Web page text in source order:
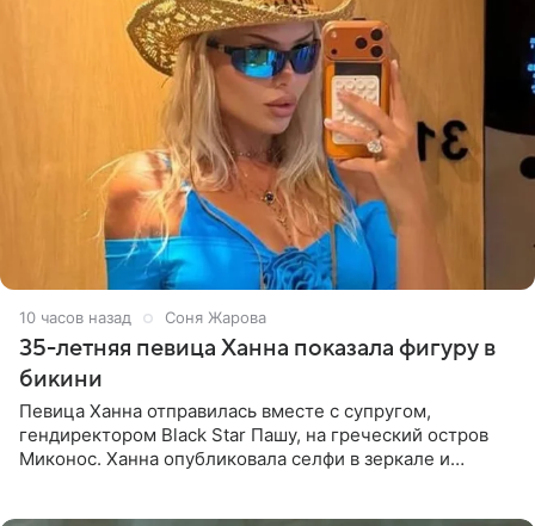
10 часов назад Соня Жарова
35-летняя певица Ханна показала фигуру в
бикини
Певица Ханна отправилась вместе с супругом,
гендиректором Black Star Пашу, на греческий остров
Миконос. Ханна опубликовала селфи в зеркале и